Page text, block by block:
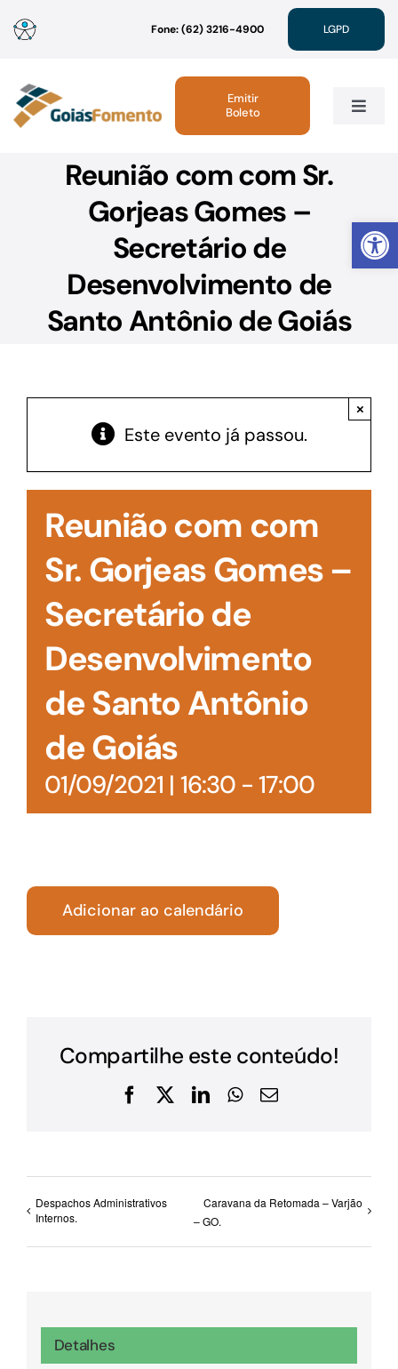
Abrir
para
conteúdo
Fone: (62) 3216-4900 LGPD
Toggle
Institucional
Linhas de Crédito
Atendimento
Emitir
Boleto
Reunião com com Sr.
Gorjeas Gomes –
Secretário de
Desenvolvimento de
Santo Antônio de Goiás
Este evento já passou.
×
Reunião com com
Sr. Gorjeas Gomes –
Secretário de
Desenvolvimento
de Santo Antônio
de Goiás
01/09/2021 | 16:30- 17:00
Adicionar ao calendário
Compartilhe este conteúdo!
Facebook
X LinkedInWhatsApp
E-
Despachos Administrativos
Internos.
Caravana da Retomada – Varjão
– GO.
Detalhes